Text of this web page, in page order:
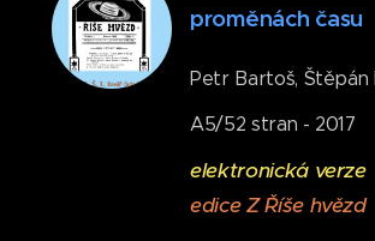
proměnách času
Petr Bartoš, Štěpán
A5/52 stran - 2017
elektronická verze
edice Z Říše hvězd